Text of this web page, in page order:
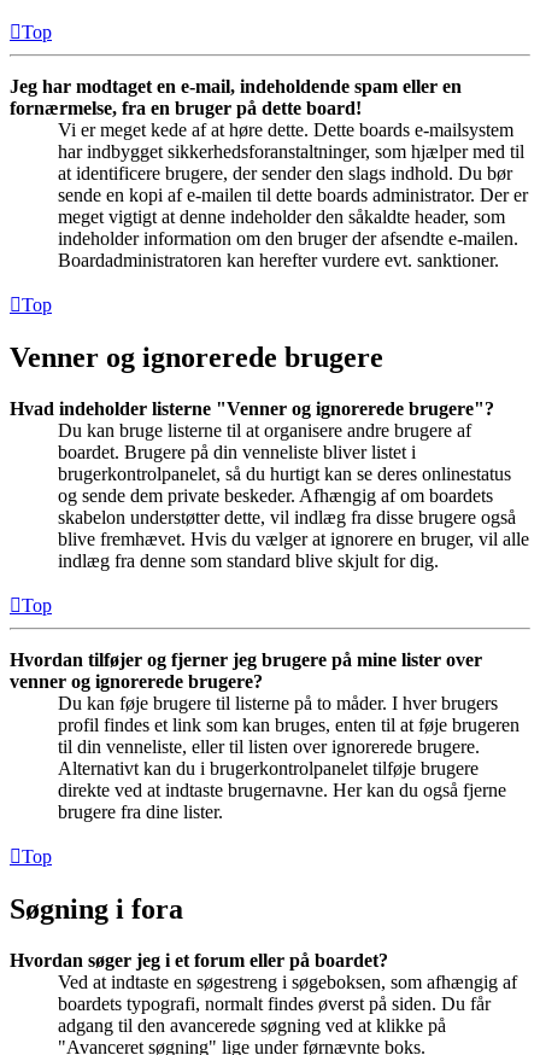
Top
Jeg har modtaget en e-mail, indeholdende spam eller en
fornærmelse, fra en bruger på dette board!
Vi er meget kede af at høre dette. Dette boards e-mailsystem
har indbygget sikkerhedsforanstaltninger, som hjælper med til
at identificere brugere, der sender den slags indhold. Du bør
sende en kopi af e-mailen til dette boards administrator. Der er
meget vigtigt at denne indeholder den såkaldte header, som
indeholder information om den bruger der afsendte e-mailen.
Boardadministratoren kan herefter vurdere evt. sanktioner.
Top
Venner og ignorerede brugere
Hvad indeholder listerne "Venner og ignorerede brugere"?
Du kan bruge listerne til at organisere andre brugere af
boardet. Brugere på din venneliste bliver listet i
brugerkontrolpanelet, så du hurtigt kan se deres onlinestatus
og sende dem private beskeder. Afhængig af om boardets
skabelon understøtter dette, vil indlæg fra disse brugere også
blive fremhævet. Hvis du vælger at ignorere en bruger, vil alle
indlæg fra denne som standard blive skjult for dig.
Top
Hvordan tilføjer og fjerner jeg brugere på mine lister over
venner og ignorerede brugere?
Du kan føje brugere til listerne på to måder. I hver brugers
profil findes et link som kan bruges, enten til at føje brugeren
til din venneliste, eller til listen over ignorerede brugere.
Alternativt kan du i brugerkontrolpanelet tilføje brugere
direkte ved at indtaste brugernavne. Her kan du også fjerne
brugere fra dine lister.
Top
Søgning i fora
Hvordan søger jeg i et forum eller på boardet?
Ved at indtaste en søgestreng i søgeboksen, som afhængig af
boardets typografi, normalt findes øverst på siden. Du får
adgang til den avancerede søgning ved at klikke på
"Avanceret søgning" lige under førnævnte boks.